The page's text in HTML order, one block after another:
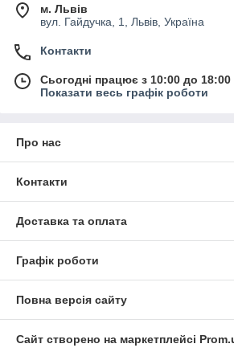
м. Львів
вул. Гайдучка, 1, Львів, Україна
Контакти
Сьогодні працює з 10:00 до 18:00
Показати весь графік роботи
Про нас
Контакти
Доставка та оплата
Графік роботи
Повна версія сайту
Сайт створено на маркетплейсі